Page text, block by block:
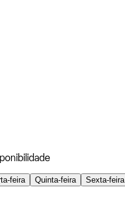
feira Quinta-feira Sexta-feira